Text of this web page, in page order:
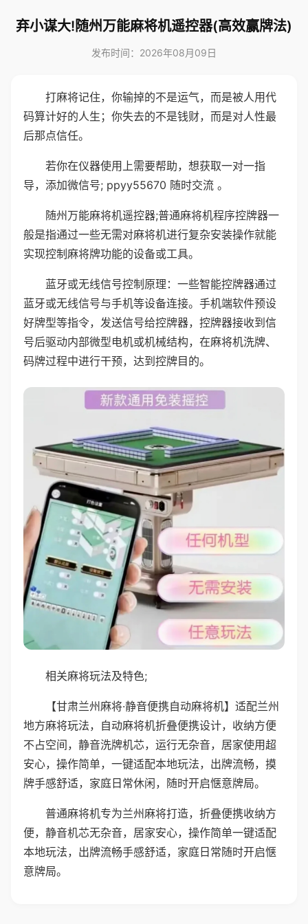
弃小谋大!随州万能麻将机遥控器(高效赢牌法)
发布时间：2026年08月09日
打麻将记住，你输掉的不是运气，而是被人用代
码算计好的人生；你失去的不是钱财，而是对人性最
后那点信任。
若你在仪器使用上需要帮助，想获取一对一指
导，添加微信号; ppyy55670 随时交流 。
随州万能麻将机遥控器;普通麻将机程序控牌器一
般是指通过一些无需对麻将机进行复杂安装操作就能
实现控制麻将牌功能的设备或工具。
蓝牙或无线信号控制原理：一些智能控牌器通过
蓝牙或无线信号与手机等设备连接。手机端软件预设
好牌型等指令，发送信号给控牌器，控牌器接收到信
号后驱动内部微型电机或机械结构，在麻将机洗牌、
码牌过程中进行干预，达到控牌目的。
相关麻将玩法及特色;
【甘肃兰州麻将·静音便携自动麻将机】适配兰州
地方麻将玩法，自动麻将机折叠便携设计，收纳方便
不占空间，静音洗牌机芯，运行无杂音，居家使用超
安心，操作简单，一键适配本地玩法，出牌流畅，摸
牌手感舒适，家庭日常休闲，随时开启惬意牌局。
普通麻将机专为兰州麻将打造，折叠便携收纳方
便，静音机芯无杂音，居家安心，操作简单一键适配
本地玩法，出牌流畅手感舒适，家庭日常随时开启惬
意牌局。